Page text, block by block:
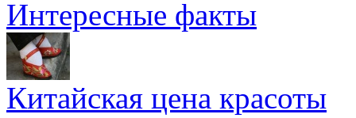
Интересные факты
Китайская цена красоты